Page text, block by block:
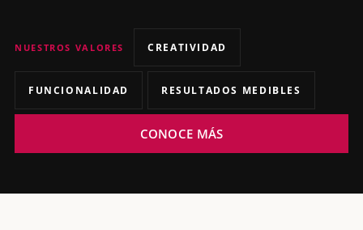
NUESTROS VALORES CREATIVIDAD
FUNCIONALIDAD RESULTADOS MEDIBLES
CONOCE MÁS